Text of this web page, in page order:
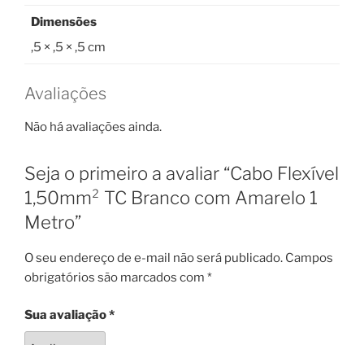
Dimensões
,5 × ,5 × ,5 cm
Avaliações
Não há avaliações ainda.
Seja o primeiro a avaliar “Cabo Flexível
1,50mm² TC Branco com Amarelo 1
Metro”
O seu endereço de e-mail não será publicado. Campos
obrigatórios são marcados com *
Sua avaliação*